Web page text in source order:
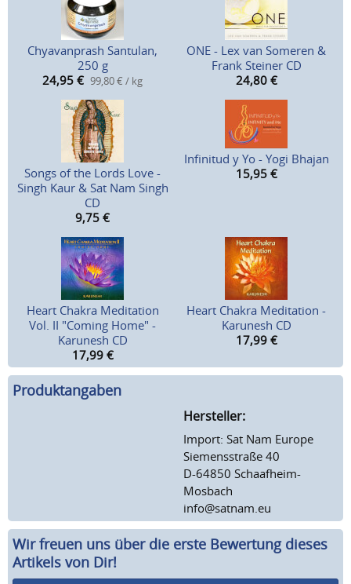
Chyavanprash Santulan,
250 g
24,95 € 99,80 € / kg
ONE - Lex van Someren &
Frank Steiner CD
24,80 €
Songs of the Lords Love -
Singh Kaur & Sat Nam Singh
CD
9,75 €
Infinitud y Yo - Yogi Bhajan
15,95 €
Heart Chakra Meditation
Vol. II "Coming Home" -
Karunesh CD
17,99 €
Heart Chakra Meditation -
Karunesh CD
17,99 €
Produktangaben
Hersteller:
Import: Sat Nam Europe
Siemensstraße 40
D-64850 Schaafheim-
Mosbach
info@satnam.eu
Wir freuen uns über die erste Bewertung dieses
Artikels von Dir!